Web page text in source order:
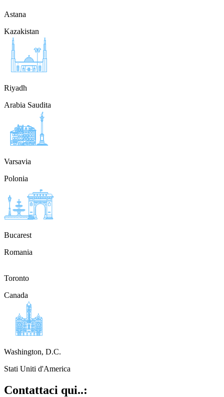
Astana
Kazakistan
Riyadh
Arabia Saudita
Varsavia
Polonia
Bucarest
Romania
Toronto
Canada
Washington, D.C.
Stati Uniti d'America
Contattaci qui..: